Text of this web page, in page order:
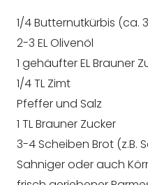
1/4 Butternutkürbis (ca.
2-3 EL Olivenöl
1 gehäufter EL Brauner
1/4 TL Zimt
Pfeffer und Salz
1 TL Brauner Zucker
3-4 Scheiben Brot (z.B.
Sahniger oder auch